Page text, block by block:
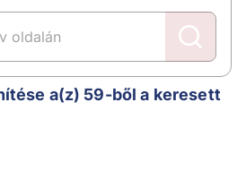
a(z) 59-ből a keresett